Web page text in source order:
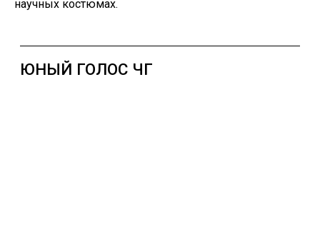
научных костюмах.